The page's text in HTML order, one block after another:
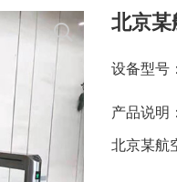
北京某
设备型号
产品说明：
北京某航